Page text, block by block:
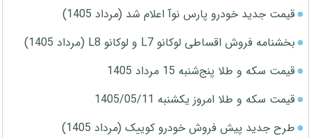
قیمت جدید خودرو پارس نوآ اعلام شد (مرداد 1405)
بخشنامه فروش اقساطی لوکانو L7 و لوکانو L8 (مرداد 1405)
قیمت سکه و طلا پنج‌شنبه 15 مرداد 1405
قیمت سکه و طلا امروز یکشنبه 1405/05/11
طرح جدید پیش فروش خودرو کوییک (مرداد 1405)